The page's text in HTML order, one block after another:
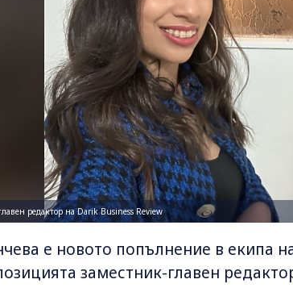
редактор на Darik Business Review
е новото попълнение в екипа
заместник-главен